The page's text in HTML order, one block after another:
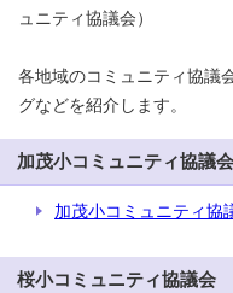
ュニティ協議会）
各地域のコミュニティ協議
グなどを紹介します。
加茂小コミュニティ協議会
加茂小コミュニティ協
桜小コミュニティ協議会